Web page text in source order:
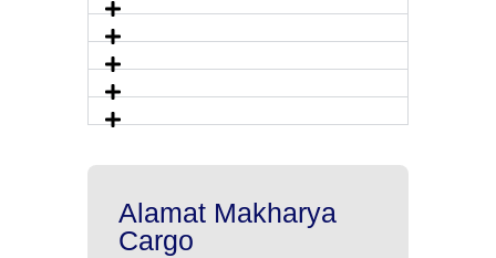
Alamat Makharya
Cargo